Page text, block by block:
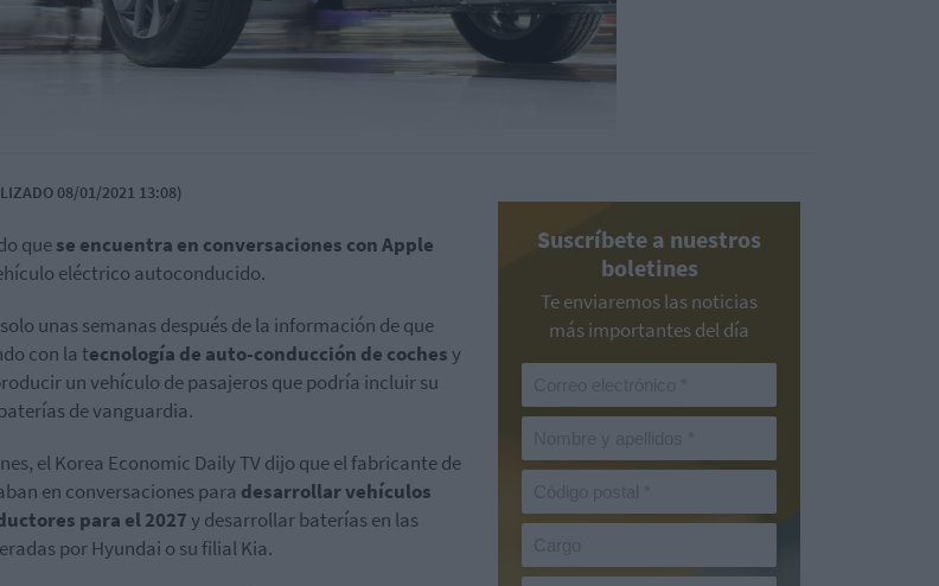
08/01/2021 13:08)
quese encuentra en conversaciones con Apple
eléctrico autoconducido.
unas semanas después de la información de que
con la tecnología de auto-conducción de cochesy
un vehículo de pasajeros que podría incluir su
de vanguardia.
el Korea Economic Daily TV dijo que el fabricante de
en conversaciones para desarrollar vehículos
para el 2027y desarrollar baterías en las
por Hyundai o su filial Kia.
Suscríbete a nuestros
boletines
Te enviaremos las noticias
más importantes del día